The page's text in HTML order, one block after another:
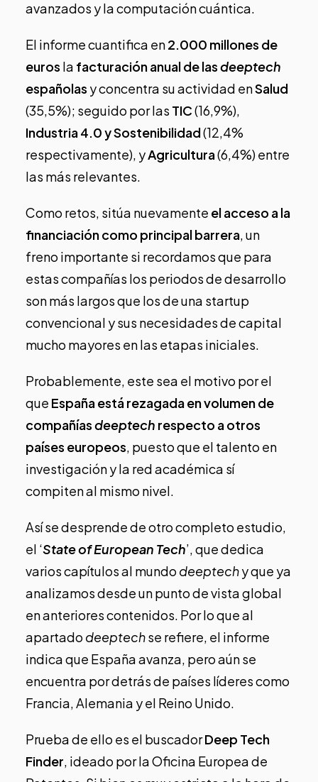
avanzados y la computación cuántica.
El informe cuantifica en2.000 millones de
euros la facturación anual de lasdeeptech
españolas y concentra su actividad enSalud
(35,5%); seguido por las TIC(16,9%),
Industria 4.0 y Sostenibilidad(12,4%
respectivamente), yAgricultura(6,4%) entre
las más relevantes.
Como retos, sitúa nuevamente el acceso a la
financiación como principal barrera, un
freno importante si recordamos que para
estas compañías los periodos de desarrollo
son más largos que los de una startup
convencional y sus necesidades de capital
mucho mayores en las etapas iniciales.
Probablemente, este sea el motivo por el
que España está rezagada en volumen de
compañíasdeeptech respecto a otros
países europeos, puesto que el talento en
investigación y la red académica sí
compiten al mismo nivel.
Así se desprende de otro completo estudio,
el ‘State of European Tech’, que dedica
varios capítulos al mundo deeptechy que ya
analizamos desde un punto de vista global
en anteriores contenidos. Por lo que al
apartado deeptechse refiere, el informe
indica que España avanza, pero aún se
encuentra por detrás de países líderes como
Francia, Alemania y el Reino Unido.
Prueba de ello es el buscadorDeep Tech
Finder, ideado por la Oficina Europea de